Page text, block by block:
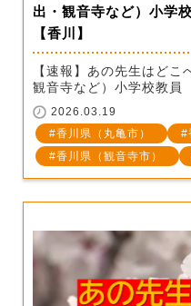
出・観音寺など）小学
【香川】
【速報】あの先生はど
観音寺など）小学校教員
2026.03.19
香川県（丸亀市）
香川県（観音寺市）